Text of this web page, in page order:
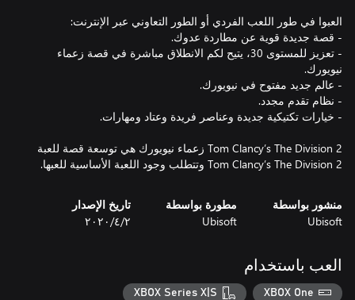
- تعزيز للمستوى 30، يتيح لكم الانطلاق مباشرة في قصة زعماء
Tom Clancy’s The Division 2 زعماء نيويورك هي توسعة قصة للعبة
Tom Clancy’s The Division 2 وتتطلب وجود اللعبة الأساسية للعبها.
منشور بواسطة
Ubisoft
مطورة بواسطة
Ubisoft
تاريخ الإصدار
٢‏/٤‏/٢٠٢٠
العب باستخدام
XBOX One
XBOX Series X|S